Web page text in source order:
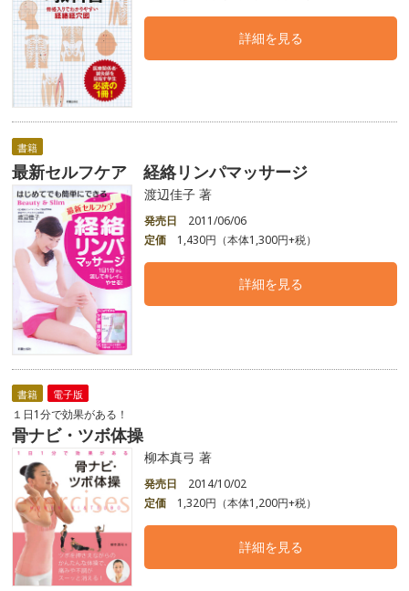
詳細を見る
書籍
最新セルフケア 経絡リンパマッサージ
渡辺佳子 著
発売日
2011/06/06
定価
1,430円（本体1,300円+税）
詳細を見る
書籍 電子版
１日1分で効果がある！
骨ナビ・ツボ体操
柳本真弓 著
発売日
2014/10/02
定価
1,320円（本体1,200円+税）
詳細を見る